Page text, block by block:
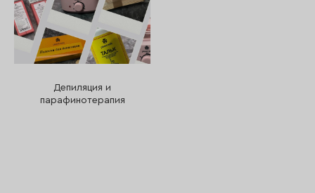
Депиляция и
парафинотерапия